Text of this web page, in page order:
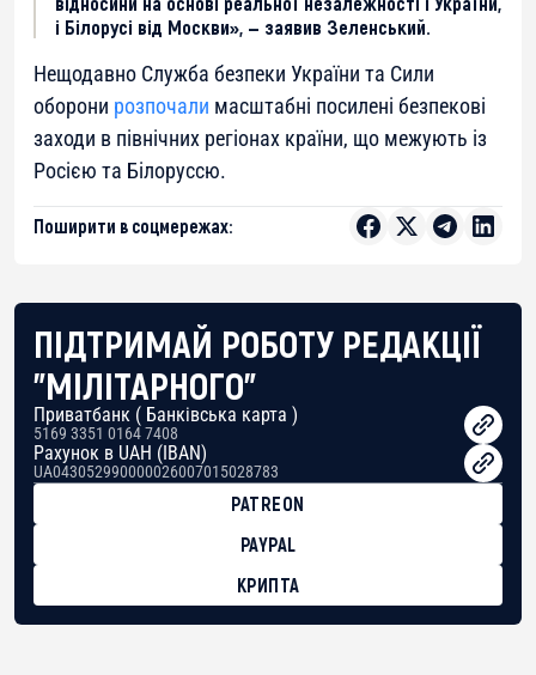
і Білорусі від Москви», — заявив Зеленський.
Нещодавно Служба безпеки України та Сили
оборони розпочали масштабні посилені безпекові
заходи в північних регіонах країни, що межують із
Росією та Білоруссю.
Поширити в соцмережах:
ПІДТРИМАЙ РОБОТУ РЕДАКЦІЇ
"МІЛІТАРНОГО"
Приватбанк ( Банківська карта )
5169 3351 0164 7408
Рахунок в UAH (IBAN)
UA043052990000026007015028783
PATREON
PAYPAL
КРИПТА